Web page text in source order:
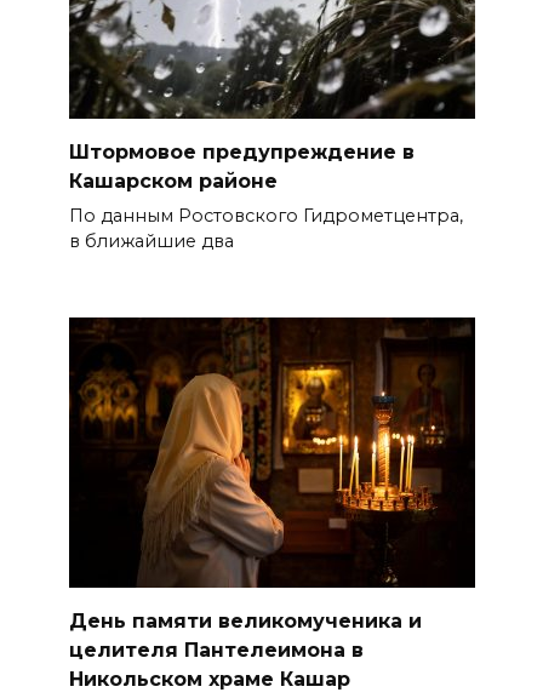
Штормовое предупреждение в
Кашарском районе
По данным Ростовского Гидрометцентра,
в ближайшие два
День памяти великомученика и
целителя Пантелеимона в
Никольском храме Кашар